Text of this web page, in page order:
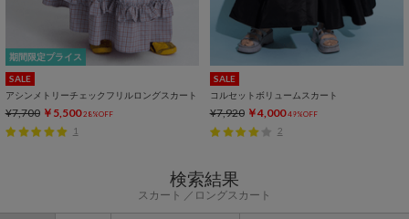
期間限定プライス
SALE
アシンメトリーチェックフリルロングスカート
¥7,700 ￥5,500 28%OFF
1
SALE
コルセットボリュームスカート
¥7,920 ￥4,000 49%OFF
2
検索結果
スカート ロングスカート